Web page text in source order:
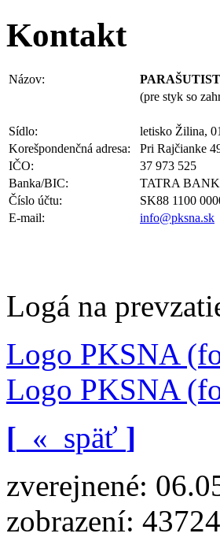
Kontakt
Názov:
(pre styk so
Sídlo:
letisko Žilina,
Korešpondenčná adresa:
Pri Rajčianke
IČO:
37 973 525
Banka/BIC:
TATRA
Číslo účtu:
SK88 1100
E-mail:
info@pksna.sk
Logá na
Logo PKSNA
Logo PKSNA
[ « späť ]
zverejnené:
zobrazení: